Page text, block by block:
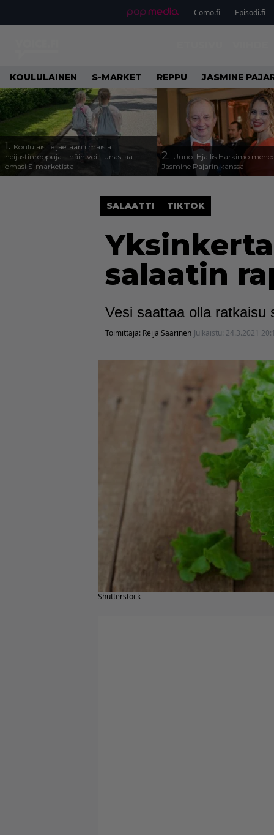
Como.fi Episodi.fi
KOULULAINEN S-MARKET REPPU JASMINE
1. Koululaisille jaetaan ilmaisia
heijastinreppuja – näin voit lunastaa
omasi S-marketista
2. Uuno: Hjallis Harkimo
Jasmine Pajarin kanssa
SALAATTI TIKTOK
salaatin
Vesi saattaa olla ratkaisu
Toimittaja: Reija Saarinen Julkaistu: 24.3.2021
Shutterstock